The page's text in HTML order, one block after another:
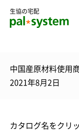
生協の宅配
中国産原材料使用
2021年8月2日
カタログ名をクリ